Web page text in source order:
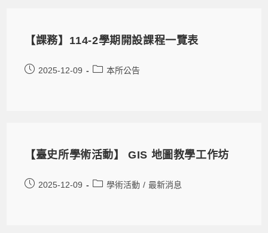
【課務】114-2學期開設課程一覽表
2025-12-09 本所公告
【臺史所學術活動】 GIS 地圖教學工作坊
2025-12-09 學術活動 / 最新消息